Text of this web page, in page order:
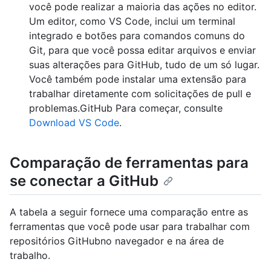
você pode realizar a maioria das ações no editor.
Um editor, como VS Code, inclui um terminal
integrado e botões para comandos comuns do
Git, para que você possa editar arquivos e enviar
suas alterações para GitHub, tudo de um só lugar.
Você também pode instalar uma extensão para
trabalhar diretamente com solicitações de pull e
problemas.GitHub Para começar, consulte
Download VS Code.
Comparação de ferramentas para
se conectar a GitHub
A tabela a seguir fornece uma comparação entre as
ferramentas que você pode usar para trabalhar com
repositórios GitHubno navegador e na área de
trabalho.